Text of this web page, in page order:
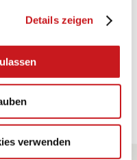
Details zeigen
verwenden